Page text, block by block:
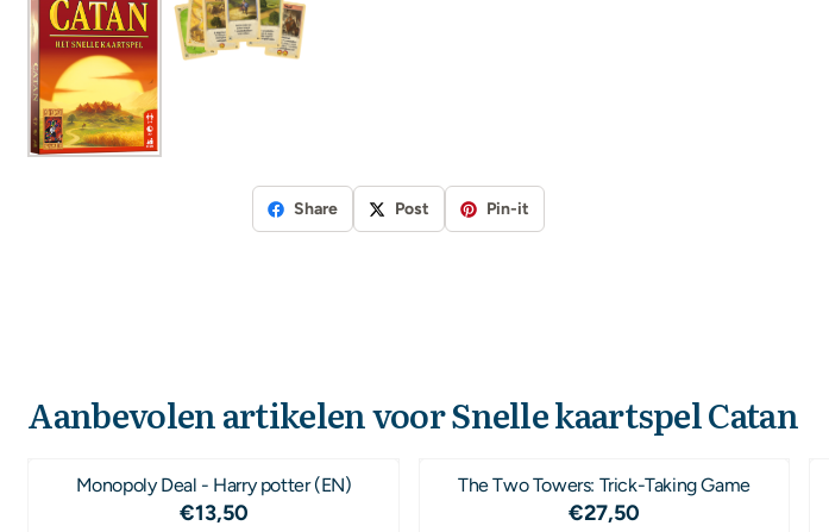
Share Post Pin-it
Aanbevolen artikelen voorSnelle kaartspel Catan
Monopoly Deal - Harry potter (EN)
Prijs: 13,50
€13,50
The Two Towers: Trick-Taking Game
Prijs: 27,50
€27,50